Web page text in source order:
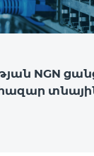
NGN
հազար